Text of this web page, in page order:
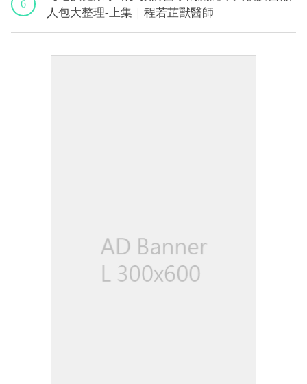
6
人包大整理-上集｜程若芷獸醫師